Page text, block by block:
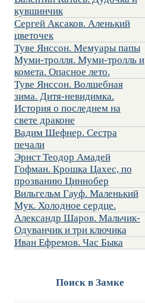
кувшинчик
Сергей Аксаков. Аленький
цветочек
Туве Янссон. Мемуары папы
Муми-тролля. Муми-тролль и
комета. Опасное лето.
Туве Янссон. Волшебная
зима. Дитя-невидимка.
История о последнем на
свете драконе
Вадим Шефнер. Сестра
печали
Эрнст Теодор Амадей
Гофман. Крошка Цахес, по
прозванию Циннобер
Вильгельм Гауф. Маленький
Мук. Холодное сердце.
Александр Шаров. Мальчик-
Одуванчик и три ключика
Иван Ефремов. Час Быка
Поиск в Замке